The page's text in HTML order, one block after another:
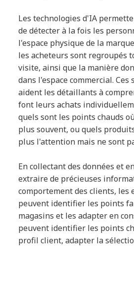
Les technologies d'IA
de détecter à la fois les
l'espace physique de la
les acheteurs sont regroupés
visite, ainsi que la manière
dans l'espace commercial. Ces
aident les détaillants à
font leurs achats
quels sont les points chauds
plus souvent, ou quels
plus l'attention mais ne sont
En collectant des données et
extraire de précieuses
comportement des clients, les
peuvent identifier les points
magasins et les adapter en
peuvent identifier les points
profil client, adapter la